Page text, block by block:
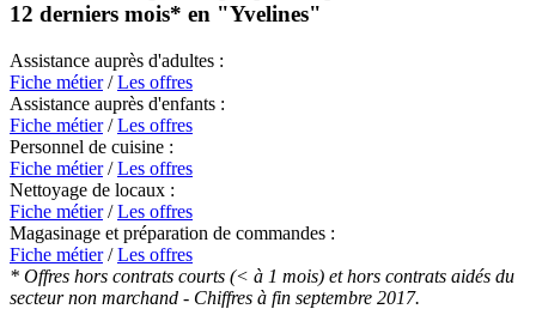
12 derniers mois* en "Yvelines"
Assistance auprès d'adultes :
Fiche métier/Les offres
Assistance auprès d'enfants :
Fiche métier/Les offres
Personnel de cuisine :
Fiche métier/Les offres
Nettoyage de locaux :
Fiche métier/Les offres
Magasinage et préparation de commandes :
Fiche métier/Les offres
* Offres hors contrats courts (< à 1 mois) et hors contrats aidés du
secteur non marchand - Chiffres à fin septembre 2017.